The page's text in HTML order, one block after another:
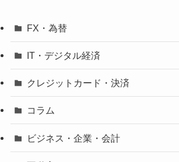
FX・為替
IT・デジタル経済
クレジットカード・決済
コラム
ビジネス・企業・会計